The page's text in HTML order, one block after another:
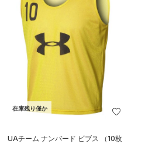
在庫残り僅か
UAチーム ナンバード ビブス （10枚